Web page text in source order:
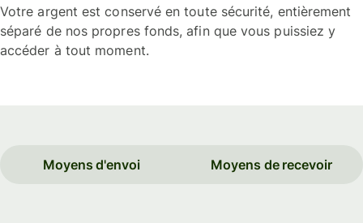
Votre argent est conservé en toute sécurité, entièrement
séparé de nos propres fonds, afin que vous puissiez y
accéder à tout moment.
Moyens d'envoi Moyens de recevoir